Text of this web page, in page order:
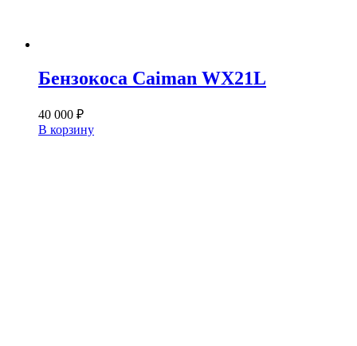
Бензокоса Caiman WX21L
40 000 ₽
В корзину